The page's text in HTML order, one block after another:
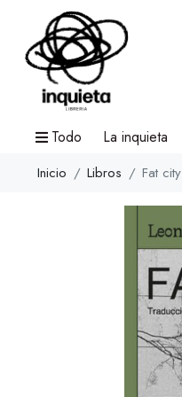
Todo La inquieta
Inicio Libros Fat city